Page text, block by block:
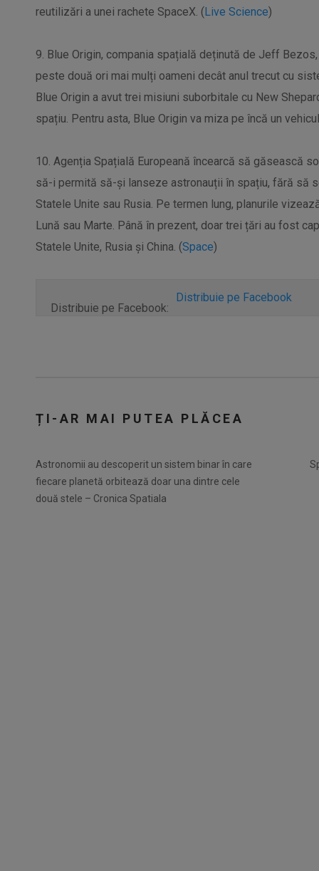
reutilizări a unei rachete SpaceX. (Live Science)
9. Blue Origin, compania spațială deținută de Jeff
peste două ori mai mulți oameni decât anul trecut cu
Blue Origin a avut trei misiuni suborbitale cu New
spațiu. Pentru asta, Blue Origin va miza pe încă un
10. Agenția Spațială Europeană încearcă să găsească
să-i permită să-și lanseze astronauții în spațiu, fără să
Statele Unite sau Rusia. Pe termen lung, planurile
Lună sau Marte. Până în prezent, doar trei țări au fost
Statele Unite, Rusia și China. (Space)
Distribuie pe Facebook:
Distribuie pe Facebook
ȚI-AR MAI PUTEA PLĂCEA
Astronomii au descoperit un sistem binar în care
fiecare planetă orbitează doar una dintre cele
două stele – Cronica Spatiala